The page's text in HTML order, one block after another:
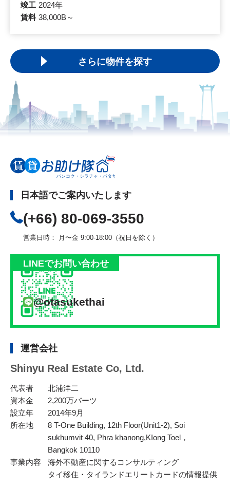
竣工 2024年
賃料 38,000B～
さらに物件を探す
日本語でご案内いたします
(+66) 80-069-3550
営業日時： 月〜金 9:00-18:00（祝日を除く）
LINEでお問い合わせ
@otasukethai
運営会社
Shinyu Real Estate Co, Ltd.
代表者
北浦洋二
資本金
2,200万バーツ
設立年
2014年9月
所在地
8 T-One Building, 12th Floor(Unit1-2), Soi
sukhumvit 40, Phra khanong,KIong Toel，
Bangkok 10110
事業内容
海外不動産に関するコンサルティング
タイ移住・タイランドエリートカードの情報提供